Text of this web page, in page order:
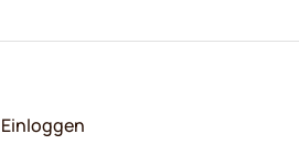
Einloggen